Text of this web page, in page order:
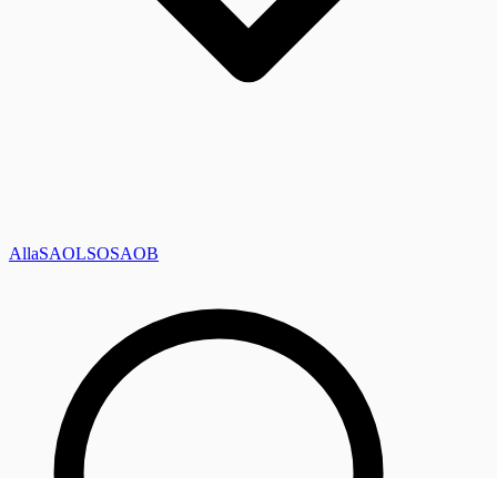
AllaSAOLSOSAOB